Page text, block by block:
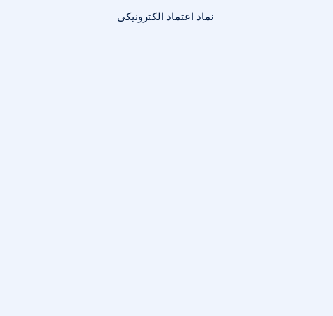
نماد اعتماد الکترونیکی